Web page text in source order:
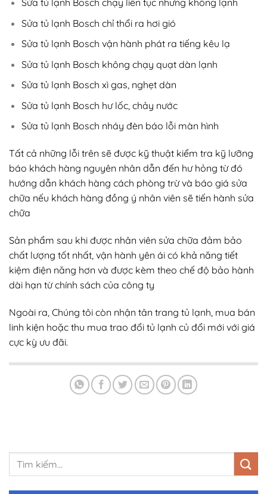
Sửa tủ lạnh Bosch chỉ thổi ra hơi gió
Sửa tủ lạnh Bosch vận hành phát ra tiếng kêu lạ
Sửa tủ lạnh Bosch không chạy quạt dàn lạnh
Sửa tủ lạnh Bosch xì gas, nghẹt dàn
Sửa tủ lạnh Bosch hư lốc, chảy nước
Sửa tủ lạnh Bosch nháy đèn báo lỗi màn hình
Tất cả những lỗi trên sẽ được kỹ thuật kiểm tra kỹ lưỡng
báo khách hàng nguyên nhân dẫn đến hư hỏng từ đó
hướng dẫn khách hàng cách phòng trừ và báo giá sửa
chữa nếu khách hàng đồng ý nhân viên sẽ tiến hành sửa
chữa
Sản phẩm sau khi được nhân viên sửa chữa đảm bảo
chất lượng tốt nhất, vận hành yên ái có khả năng tiết
kiệm điện năng hơn và được kèm theo chế độ bảo hành
dài hạn từ chính sách của công ty
Ngoài ra, Chúng tôi còn nhận tân trang tủ lạnh, mua bán
linh kiện hoặc thu mua trao đổi tủ lạnh củ đổi mới với giá
cực kỳ ưu đãi.